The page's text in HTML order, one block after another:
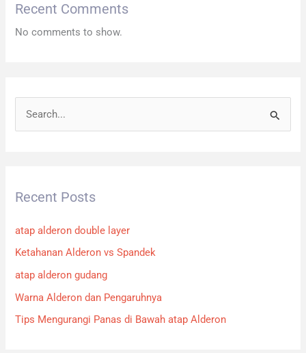
Recent Comments
No comments to show.
c
f
o
r
:
Recent Posts
atap alderon double layer
Ketahanan Alderon vs Spandek
atap alderon gudang
Warna Alderon dan Pengaruhnya
Tips Mengurangi Panas di Bawah atap Alderon